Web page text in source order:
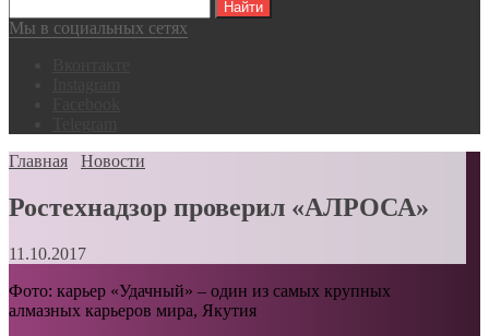
Мы в социальных сетях
Главная
Новости
Ростехнадзор проверил «АЛРОСА»
11.10.2017
Фото: карьер «Удачный» – один из самых крупных
алмазных карьеров мира, Якутия